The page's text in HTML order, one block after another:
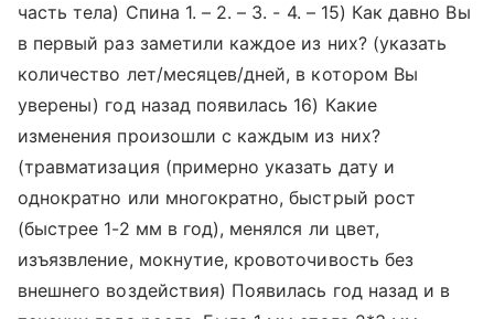
часть тела) Спина 1. – 2. – 3. - 4. – 15) Как давно Вы
в первый раз заметили каждое из них? (указать
количество лет/месяцев/дней, в котором Вы
уверены) год назад появилась 16) Какие
изменения произошли с каждым из них?
(травматизация (примерно указать дату и
однократно или многократно, быстрый рост
(быстрее 1-2 мм в год), менялся ли цвет,
изъязвление, мокнутие, кровоточивость без
внешнего воздействия) Появилась год назад и в